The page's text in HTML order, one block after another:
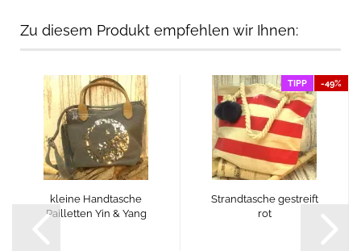
Zu diesem Produkt empfehlen wir Ihnen:
kleine Handtasche
Pailletten Yin & Yang
TIPP -49%
Strandtasche gestreift
rot